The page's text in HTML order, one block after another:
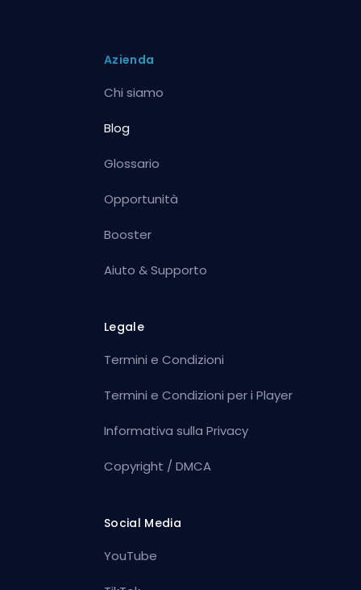
Azienda
Chi siamo
Blog
Glossario
Opportunità
Booster
Aiuto & Supporto
Legale
Termini e Condizioni
Termini e Condizioni per i Player
Informativa sulla Privacy
Copyright / DMCA
Social Media
YouTube